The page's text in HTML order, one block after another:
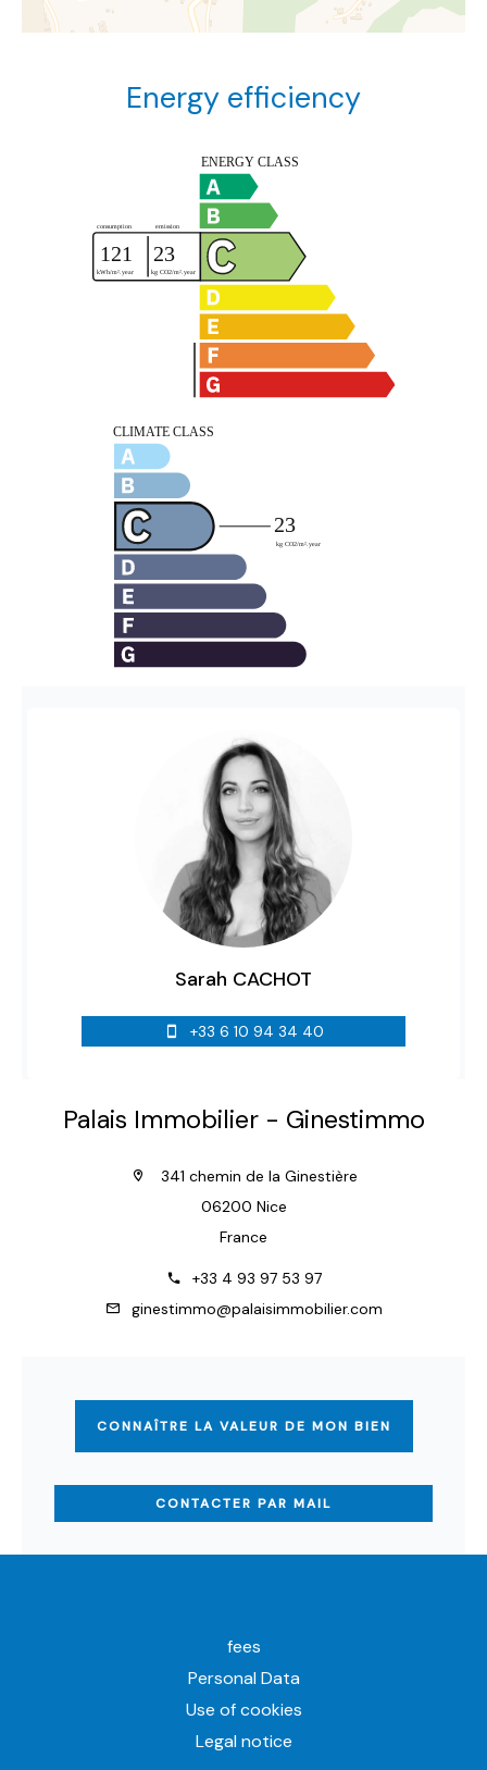
Energy efficiency
Sarah CACHOT
+33 6 10 94 34 40
Palais Immobilier - Ginestimmo
341 chemin de la Ginestière
06200 Nice
France
+33 4 93 97 53 97
ginestimmo@palaisimmobilier.com
CONNAÎTRE LA VALEUR DE MON BIEN
CONTACTER PAR MAIL
fees
Personal Data
Use of cookies
Legal notice